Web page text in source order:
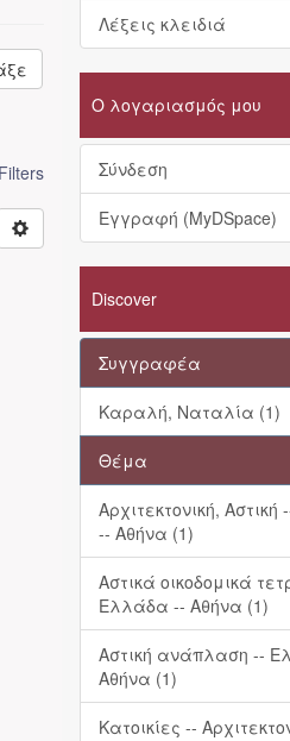
Λέξεις κλειδιά
Ο λογαριασμός μου
Σύνδεση
Εγγραφή (MyDSpace)
Discover
Συγγραφέα
Καραλή, Ναταλία (1)
Θέμα
Αρχιτεκτονική,
-- Αθήνα (1)
Αστικά οικοδομικά
Ελλάδα -- Αθήνα (1)
Αστική ανάπλαση --
Αθήνα (1)
Κατοικίες --